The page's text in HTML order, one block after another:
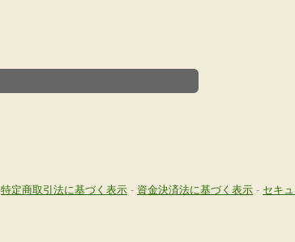
特定商取引法に基づく表示 - 資金決済法に基づく表示 - セキ